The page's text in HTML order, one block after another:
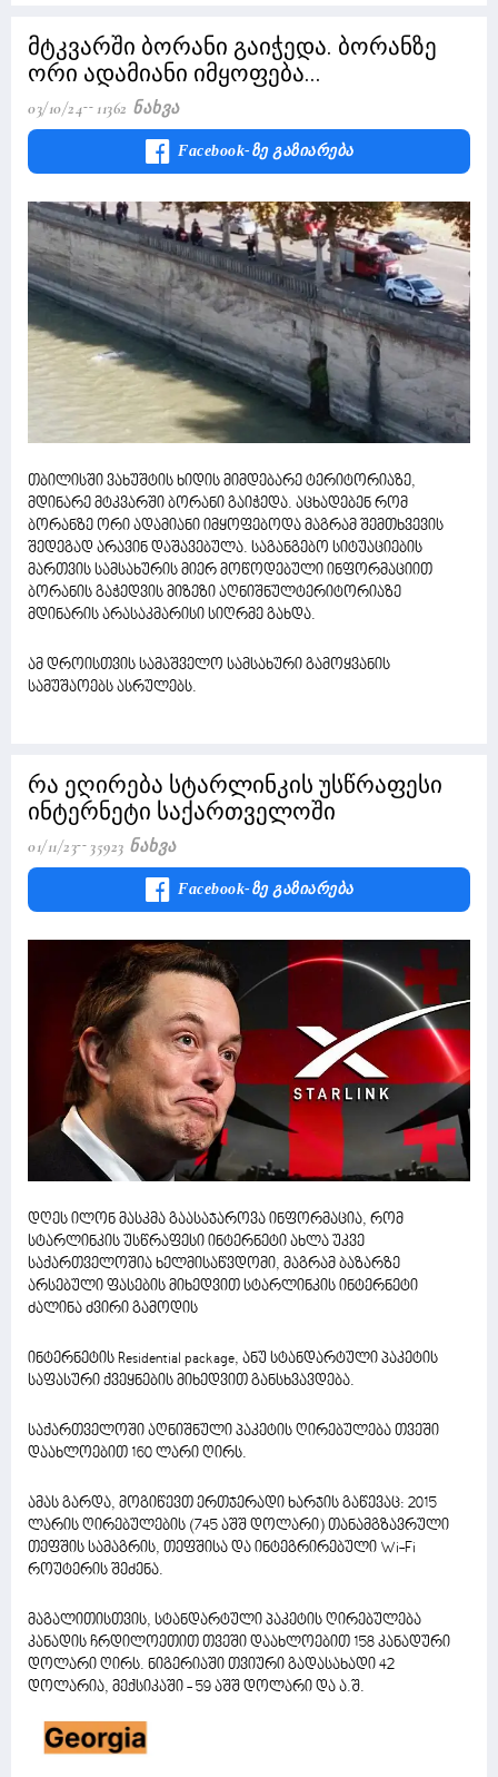
მტკვარში ბორანი გაიჭედა. ბორანზე
ორი ადამიანი იმყოფება...
03/10/24 11362 Ნახვა
Facebook-Ზე Გაზიარება
თბილისში ვახუშტის ხიდის მიმდებარე ტერიტორიაზე,
მდინარე მტკვარში ბორანი გაიჭედა. აცხადებენ რომ
ბორანზე ორი ადამიანი იმყოფებოდა მაგრამ შემთხვევის
შედეგად არავინ დაშავებულა. საგანგებო სიტუაციების
მართვის სამსახურის მიერ მოწოდებული ინფორმაციით
ბორანის გაჭედვის მიზეზი აღნიშნულტერიტორიაზე
მდინარის არასაკმარისი სიღრმე გახდა.
ამ დროისთვის სამაშველო სამსახური გამოყვანის
სამუშაოებს ასრულებს.
რა ეღირება სტარლინკის უსწრაფესი
ინტერნეტი საქართველოში
01/11/23 35923 Ნახვა
Facebook-Ზე Გაზიარება
დღეს ილონ მასკმა გაასაჯაროვა ინფორმაცია, რომ
სტარლინკის უსწრაფესი ინტერნეტი ახლა უკვე
საქართველოშია ხელმისაწვდომი, მაგრამ ბაზარზე
არსებული ფასების მიხედვით სტარლინკის ინტერნეტი
ძალინა ძვირი გამოდის
ინტერნეტის Residential package, ანუ სტანდარტული პაკეტის
საფასური ქვეყნების მიხედვით განსხვავდება.
საქართველოში აღნიშნული პაკეტის ღირებულება თვეში
დაახლოებით 160 ლარი ღირს.
ამას გარდა, მოგიწევთ ერთჯერადი ხარჯის გაწევაც: 2015
ლარის ღირებულების (745 აშშ დოლარი) თანამგზავრული
თეფშის სამაგრის, თეფშისა და ინტეგრირებული Wi-Fi
როუტერის შეძენა.
მაგალითისთვის, სტანდარტული პაკეტის ღირებულება
კანადის ჩრდილოეთით თვეში დაახლოებით 158 კანადური
დოლარი ღირს. ნიგერიაში თვიური გადასახადი 42
დოლარია, მექსიკაში - 59 აშშ დოლარი და ა.შ.